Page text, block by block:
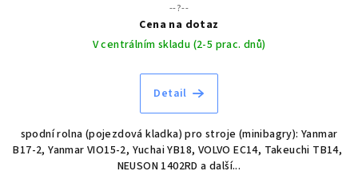
--?--
Cena na dotaz
V centrálním skladu (2-5 prac. dnů)
Detail
spodní rolna (pojezdová kladka) pro stroje (minibagry): Yanmar
B17-2, Yanmar VIO15-2, Yuchai YB18, VOLVO EC14, Takeuchi TB14,
NEUSON 1402RD a další...